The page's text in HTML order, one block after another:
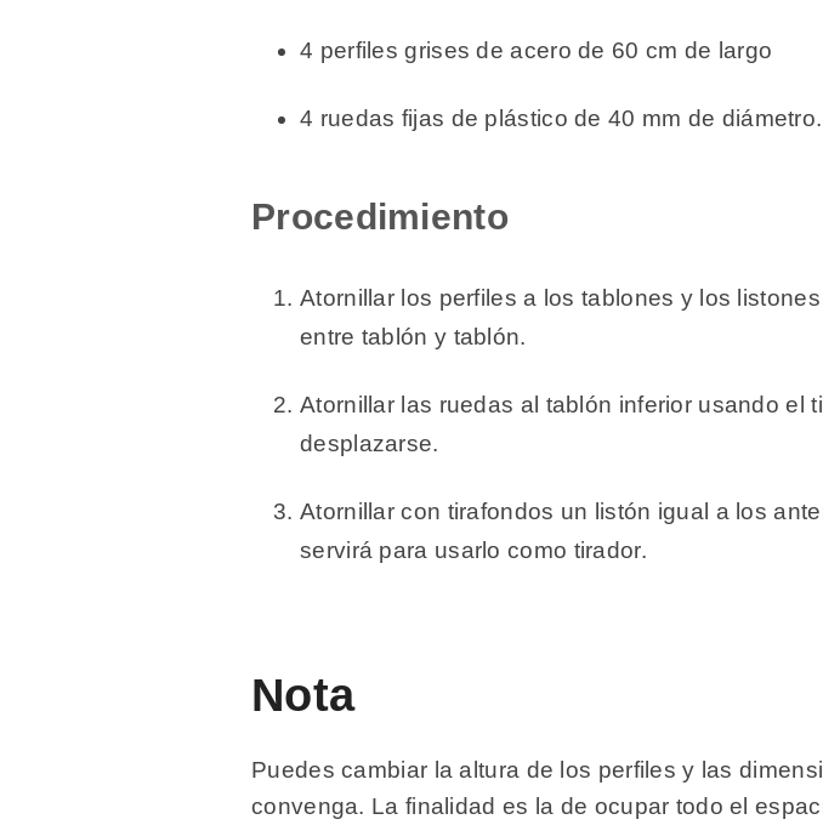
4 perfiles grises de acero de 60 cm de largo
4 ruedas fijas de plástico de 40 mm de diámetro.
Procedimiento
Atornillar los perfiles a los tablones y los
entre tablón y tablón.
Atornillar las ruedas al tablón inferior usando el
desplazarse.
Atornillar con tirafondos un listón igual a los
servirá para usarlo como tirador.
Nota
Puedes cambiar la altura de los perfiles y las
convenga. La finalidad es la de ocupar todo el